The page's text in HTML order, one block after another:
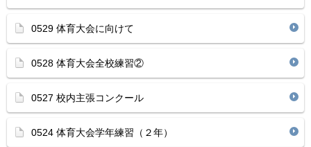
0529 体育大会に向けて
0528 体育大会全校練習②
0527 校内主張コンクール
0524 体育大会学年練習（２年）